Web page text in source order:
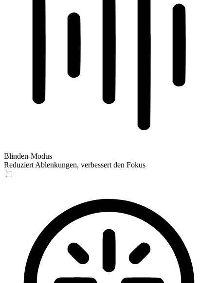
Blinden-Modus
Reduziert Ablenkungen, verbessert den Fokus